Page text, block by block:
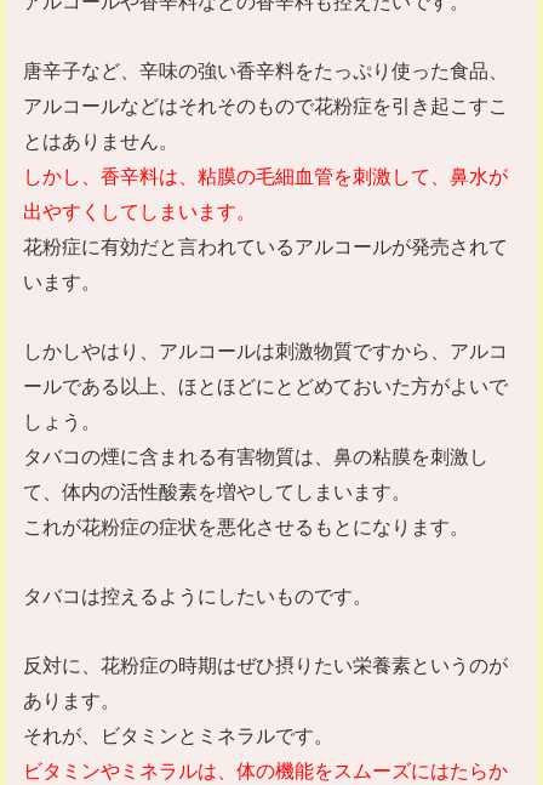
唐辛子など、辛味の強い香辛料をたっぷり使った食品、
アルコールなどはそれそのもので花粉症を引き起こすこ
とはありません。
しかし、香辛料は、粘膜の毛細血管を刺激して、鼻水が
出やすくしてしまいます。
花粉症に有効だと言われているアルコールが発売されて
います。
しかしやはり、アルコールは刺激物質ですから、アルコ
ールである以上、ほとほどにとどめておいた方がよいで
しょう。
タバコの煙に含まれる有害物質は、鼻の粘膜を刺激し
て、体内の活性酸素を増やしてしまいます。
これが花粉症の症状を悪化させるもとになります。
タバコは控えるようにしたいものです。
反対に、花粉症の時期はぜひ摂りたい栄養素というのが
あります。
それが、ビタミンとミネラルです。
ビタミンやミネラルは、体の機能をスムーズにはたらか